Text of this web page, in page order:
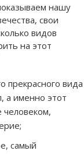
нашу
свои
видов
на этот
прекрасного вида
а именно этот
человеком,
самый